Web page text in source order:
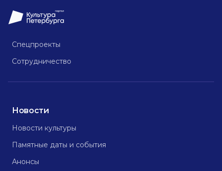
Спецпроекты
Сотрудничество
Новости
Новости культуры
Памятные даты и события
Анонсы